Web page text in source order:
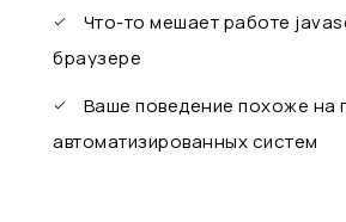
Что-то мешает работе
браузере
Ваше поведение похоже на
автоматизированных систем